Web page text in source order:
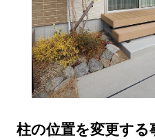
柱の位置を変更す